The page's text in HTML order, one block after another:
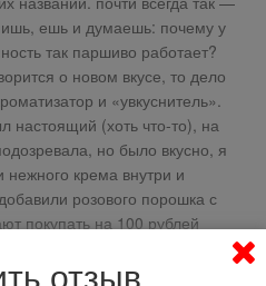
ешь и думаешь: почему у
так паршиво работает?
о новом вкусе, то дело
и «увкуснитель».
настоящий (хоть что-то), на
но было вкусно, я
нежного крема внутри и
розового порошка с
покупать на 100 рублей
отзыв